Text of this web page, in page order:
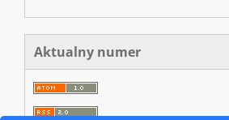
Aktualny numer